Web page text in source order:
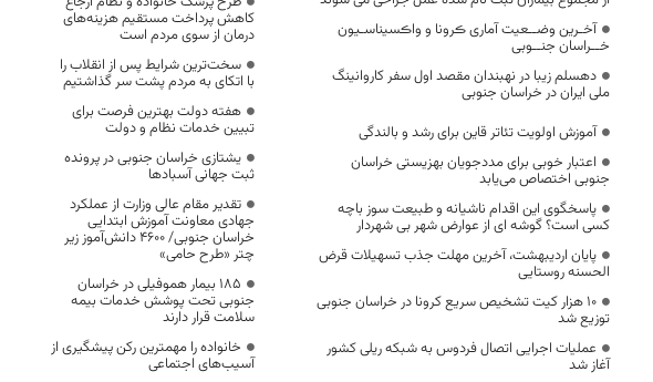
آخـرین وضــعیت آماری ڪرونا و واڪسیناسـیون
خــراسان جنــوبی
دهسلم زیبا در نهبندان مقصد اول سفر کاروانینگ
ملی ایران در خراسان جنوبی
آموزش اولویت تئاتر قاین برای رشد و بالندگی
اعتبار خوبی برای مددجویان بهزیستی خراسان
جنوبی اختصاص می‌یابد
پاسخگوی این اقدام ناشیانه و طبیعت سوز باچه
کسی است؟ گوشه ای از عوارض شهر بی شهردار
پایان اردیبهشت، آخرین مهلت جذب تسهیلات قرض
الحسنه روستایی
۱۰ هزار کیت تشخیص سریع کرونا در خراسان جنوبی
توزیع شد
عملیات اجرایی اتصال فردوس به شبکه ریلی کشور
آغاز شد
کاهش پرداخت مستقیم هزینه‌های
درمان از سوی مردم است
سخت‌ترین شرایط پس از انقلاب را
با اتکای به مردم پشت سر گذاشتیم
هفته دولت بهترین فرصت برای
تبیین خدمات نظام و دولت
یشتازی خراسان جنوبی در پرونده
ثبت جهانی آسبادها
تقدیر مقام عالی وزارت از عملکرد
جهادی معاونت آموزش ابتدایی
خراسان جنوبی/ ۴۶۰۰ دانش‌آموز زیر
چتر «طرح حامی»
۱۸۵ بیمار هموفیلی در خراسان
جنوبی تحت پوشش خدمات بیمه
سلامت قرار دارند
خانواده را مهمترین رکن پیشگیری از
آسیب‌های اجتماعی